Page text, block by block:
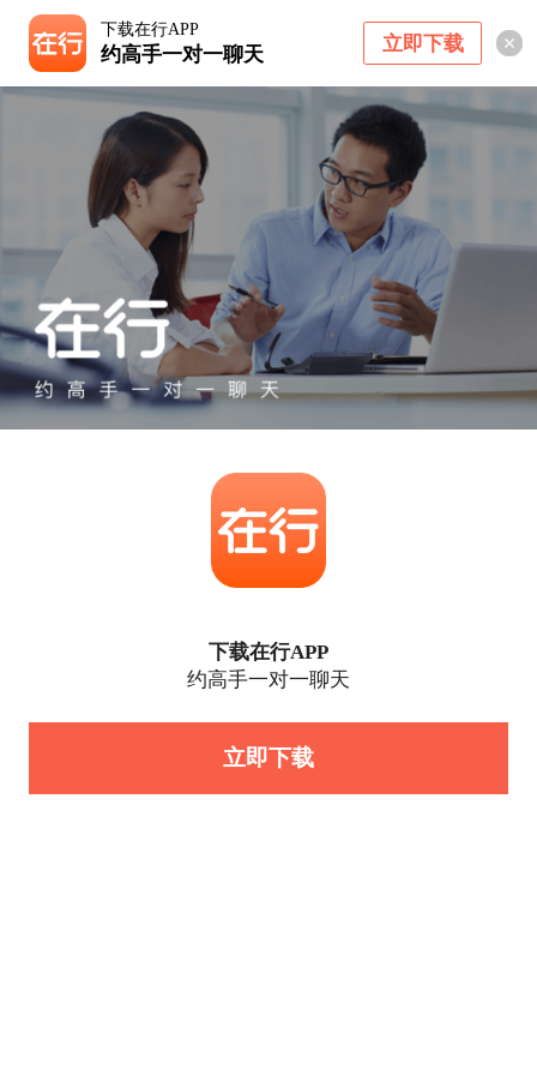
下载在行APP
约高手一对一聊天 立即下载
下载在行APP
约高手一对一聊天
立即下载